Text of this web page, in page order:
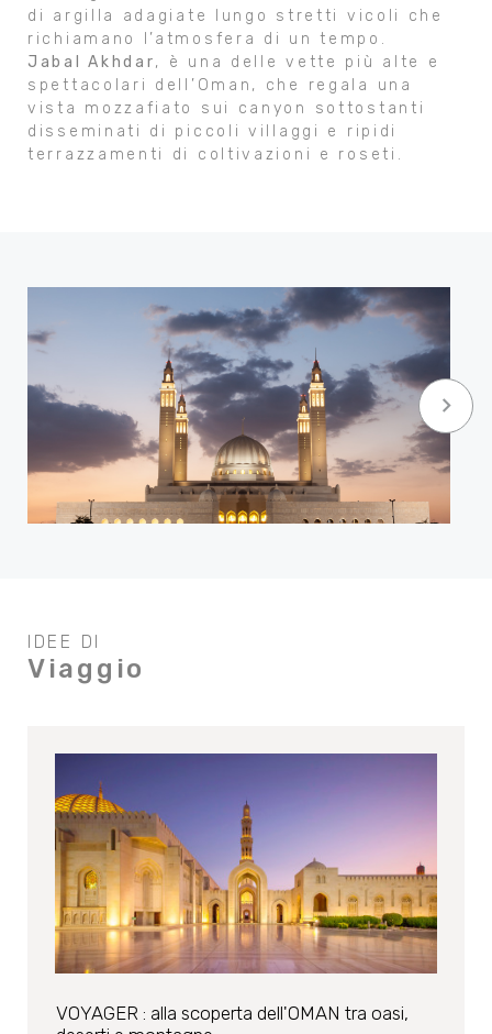
di argilla adagiate lungo stretti vicoli che
richiamano l’atmosfera di un tempo.
Jabal Akhdar, è una delle vette più alte e
spettacolari dell’Oman, che regala una
vista mozzafiato sui canyon sottostanti
disseminati di piccoli villaggi e ripidi
terrazzamenti di coltivazioni e roseti.
keyboard_arrow_right
IDEE DI
Viaggio
VOYAGER : alla scoperta dell'OMAN tra oasi,